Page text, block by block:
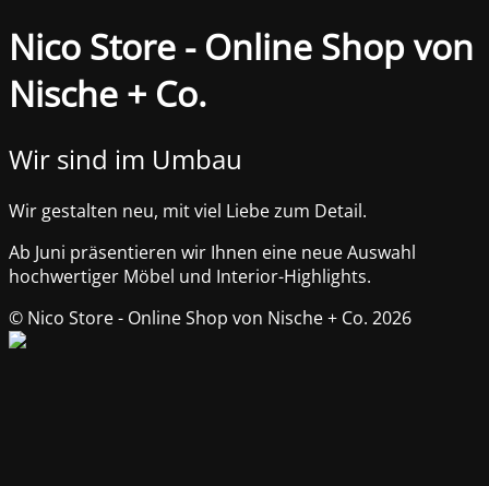
Nico Store - Online Shop von
Nische + Co.
Wir sind im Umbau
Wir gestalten neu, mit viel Liebe zum Detail.
Ab Juni präsentieren wir Ihnen eine neue Auswahl
hochwertiger Möbel und Interior-Highlights.
© Nico Store - Online Shop von Nische + Co. 2026